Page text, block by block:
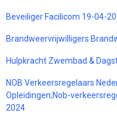
Beveiliger Facilicom 19-04-
Brandweervrijwilligers
Hulpkracht Zwembad &
NOB Verkeersregelaars
Opleidingen;Nob-
2024